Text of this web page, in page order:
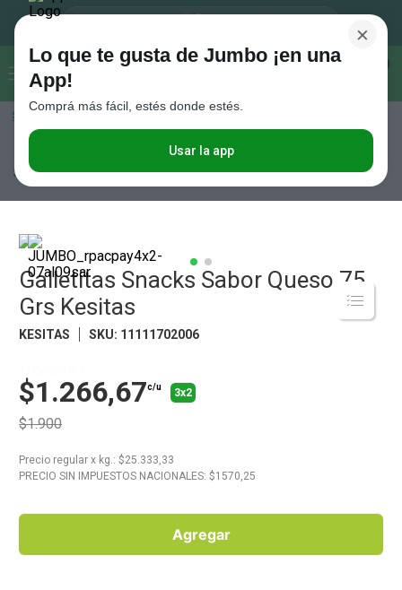
Buscar...
Seleccioná el método de entrega
×
Lo que te gusta de Jumbo ¡en una
App!
Comprá más fácil, estés donde estés.
Usar la app
Desayuno y Merienda Galletitas Saladas
Snacks Sabor Queso 75 Grs Kesitas
Galletitas Snacks Sabor Queso 75
Grs Kesitas
KESITAS SKU: 11111702006
$1.266,67c/u 3x2
$1.900
Precio regular x kg. : $25.333,33
PRECIO SIN IMPUESTOS NACIONALES: $1570,25
Agregar
Términos más buscados
.
Galletitas
Cerveza
Juguetes
Yerba
Carne
. Aceite